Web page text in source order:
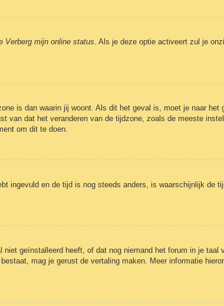
Verberg mijn online status. Als je deze optie activeert zul je
is dan waarin jij woont. Als dit het geval is, moet je naar het
van dat het veranderen van de tijdzone, zoals de meeste
om dit te doen.
ingevuld en de tijd is nog steeds anders, is waarschijnlijk de
niet geïnstalleerd heeft, of dat nog niemand het forum in je
mag je gerust de vertaling maken. Meer informatie